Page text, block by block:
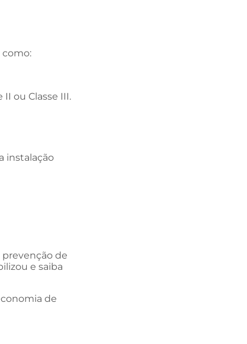
como:
ou Classe III.
instalação
de
e saiba
de